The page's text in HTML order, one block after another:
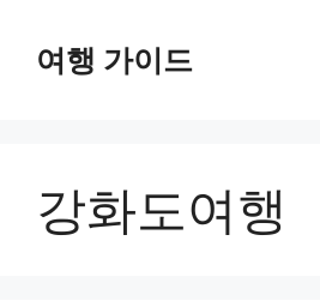
여행 가이드
강화도여행